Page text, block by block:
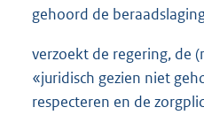
gehoord de
verzoekt de regering, de
«juridisch gezien niet
respecteren en de